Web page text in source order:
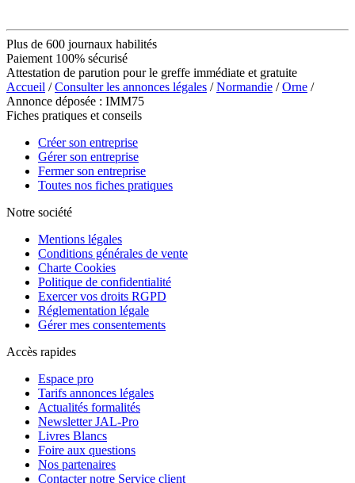
Plus de 600 journaux habilités
Paiement 100% sécurisé
Attestation de parution pour le greffe immédiate et gratuite
Accueil /Consulter les annonces légales /Normandie /Orne /
Annonce déposée : IMM75
Fiches pratiques et conseils
Créer son entreprise
Gérer son entreprise
Fermer son entreprise
Toutes nos fiches pratiques
Notre société
Mentions légales
Conditions générales de vente
Charte Cookies
Politique de confidentialité
Exercer vos droits RGPD
Réglementation légale
Gérer mes consentements
Accès rapides
Espace pro
Tarifs annonces légales
Actualités formalités
Newsletter JAL-Pro
Livres Blancs
Foire aux questions
Nos partenaires
Contacter notre Service client